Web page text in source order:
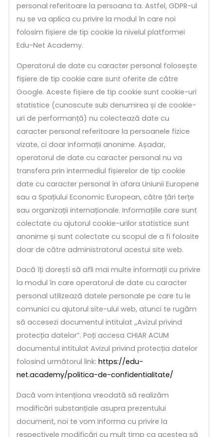
personal referitoare la persoana ta. Astfel, GDPR-ul
nu se va aplica cu privire la modul în care noi
folosim fișiere de tip cookie la nivelul platformei
Edu-Net Academy.
Operatorul de date cu caracter personal folosește
fișiere de tip cookie care sunt oferite de către
Google. Aceste fișiere de tip cookie sunt cookie-uri
statistice (cunoscute sub denumirea și de cookie-
uri de performanță) nu colectează date cu
caracter personal referitoare la persoanele fizice
vizate, ci doar informații anonime. Așadar,
operatorul de date cu caracter personal nu va
transfera prin intermediul fișierelor de tip cookie
date cu caracter personal în afara Uniunii Europene
sau a Spațiului Economic European, către țări terțe
sau organizații internaționale. Informațiile care sunt
colectate cu ajutorul cookie-urilor statistice sunt
anonime și sunt colectate cu scopul de a fi folosite
doar de către administratorul acestui site web.
Dacă îți dorești să afli mai multe informații cu privire
la modul în care operatorul de date cu caracter
personal utilizează datele personale pe care tu le
comunici cu ajutorul site-ului web, atunci te rugăm
să accesezi documentul intitulat ,,Avizul privind
protecția datelor”. Poți accesa CHIAR ACUM
documentul intitulat Avizul privind protecția datelor
folosind următorul link: https://edu-
net.academy/politica-de-confidentialitate/
Dacă vom intenționa vreodată să realizăm
modificări substanțiale asupra prezentului
document, noi te vom informa cu privire la
respectivele modificări cu mult timp ca acestea să